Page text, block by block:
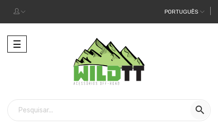
PORTUGUÊS
Alternar
a
☰
